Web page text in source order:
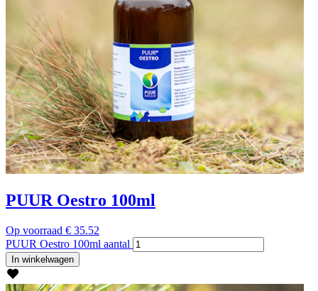
PUUR Oestro 100ml
Op voorraad € 35.52
PUUR Oestro 100ml aantal
In winkelwagen